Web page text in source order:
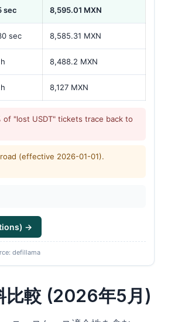
sec 8,595.01 MXN
sec 8,585.31 MXN
8,488.2 MXN
8,127 MXN
of "lost USDT" tickets trace back to
(effective 2026-01-01).
→
defillama
比較 (2026年5月)